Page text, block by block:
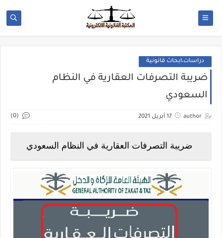
دراسات،ابحاث قانونية
ضريبة التصرفات العقارية في النظام
السعودي
author 17 أبريل 2021 (0)
ضريبة التصرفات العقارية في النظام السعودي